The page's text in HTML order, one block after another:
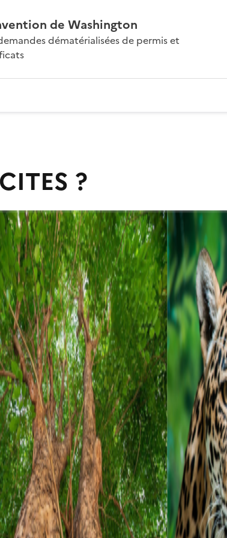
de Washington
dématérialisées de permis et
?